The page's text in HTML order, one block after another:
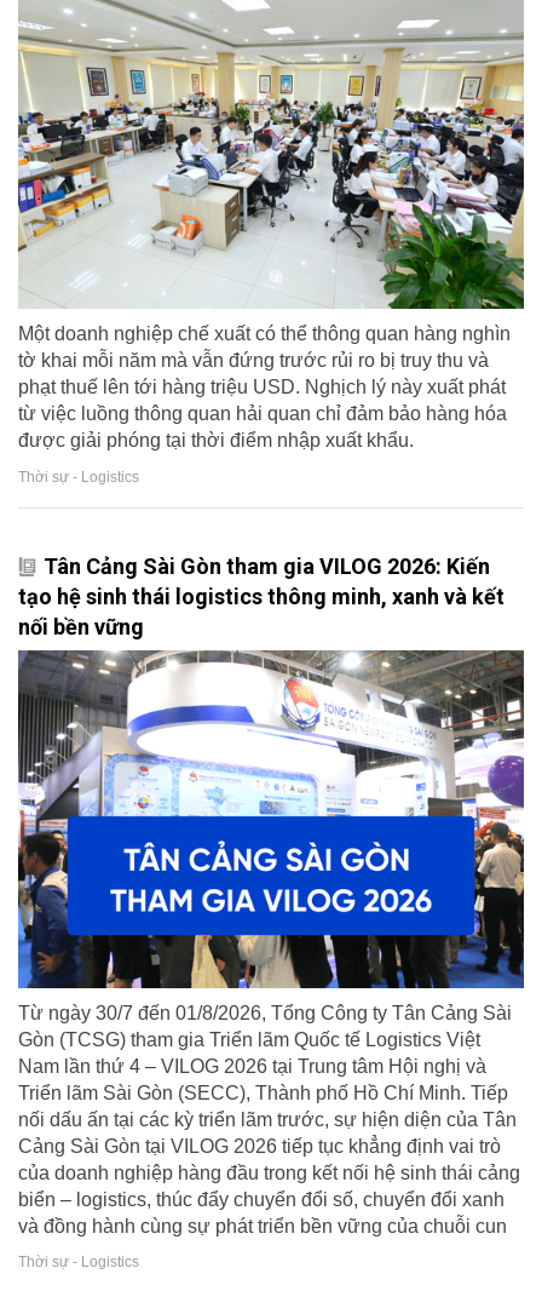
Một doanh nghiệp chế xuất có thể thông quan hàng nghìn
tờ khai mỗi năm mà vẫn đứng trước rủi ro bị truy thu và
phạt thuế lên tới hàng triệu USD. Nghịch lý này xuất phát
từ việc luồng thông quan hải quan chỉ đảm bảo hàng hóa
được giải phóng tại thời điểm nhập xuất khẩu.
Thời sự - Logistics
Tân Cảng Sài Gòn tham gia VILOG 2026: Kiến
tạo hệ sinh thái logistics thông minh, xanh và kết
nối bền vững
Từ ngày 30/7 đến 01/8/2026, Tổng Công ty Tân Cảng Sài
Gòn (TCSG) tham gia Triển lãm Quốc tế Logistics Việt
Nam lần thứ 4 – VILOG 2026 tại Trung tâm Hội nghị và
Triển lãm Sài Gòn (SECC), Thành phố Hồ Chí Minh. Tiếp
nối dấu ấn tại các kỳ triển lãm trước, sự hiện diện của Tân
Cảng Sài Gòn tại VILOG 2026 tiếp tục khẳng định vai trò
của doanh nghiệp hàng đầu trong kết nối hệ sinh thái cảng
biển – logistics, thúc đẩy chuyển đổi số, chuyển đổi xanh
và đồng hành cùng sự phát triển bền vững của chuỗi cun
Thời sự - Logistics